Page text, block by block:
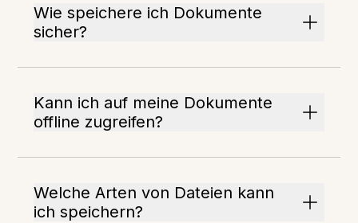
Wie speichere ich Dokumente
sicher?
Kann ich auf meine Dokumente
offline zugreifen?
Welche Arten von Dateien kann
ich speichern?